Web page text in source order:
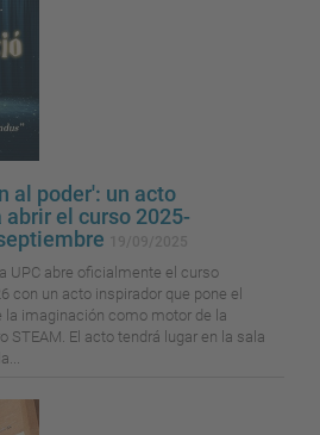
al poder': un acto
el curso 2025-
UPC abre oficialmente el curso
con un acto inspirador que pone el
la imaginación como motor de la
STEAM. El acto tendrá lugar en la sala